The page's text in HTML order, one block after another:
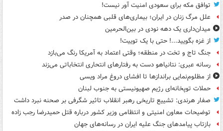
توافق مکه برای سعودی امنیت آور نیست!
علل مرگ زنان در ایران؛ بیماری‌های قلبی همچنان در صدر
میدان‌داری یک دهه نودی در بین‌الحرمین
از غزه بگویید...! حتی با یک توییت!
جنگ تاج و تخت در منطقه؛ وقتی اعتماد به آمریکا رنگ می‌بازد
رسانه عبری: نتانیاهو دست به رفتارهای انتحاری انتخاباتی می‌زند
از مظلوم‌نمایی براندازها تا افشای دروغ مراد ویسی
حملات توپخانه‌ای رژیم صهیونیستی به جنوب لبنان
صفار هرندی: تشییع تاریخی رهبر انقلاب تاثیر شگرفی بر صحنه نبرد داشت
توضیحات معاون امنیتی و انتظامی وزیر کشور درباره قتل حمیدرضا رجب زاده
بازتاب پیامدهای جنگ علیه ایران در رسانه‌های جهان